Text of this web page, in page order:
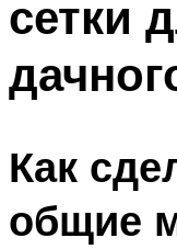
сетки
Как
общие